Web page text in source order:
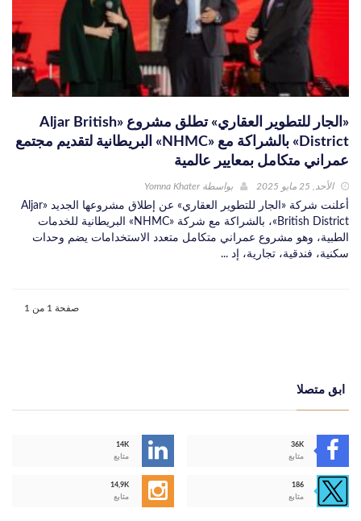
«الجار للتطوير العقاري» تطلق مشروع «Aljar British
District» بالشراكة مع «NHMC» البريطانية لتقديم مجتمع
عمراني متكامل بمعايير عالمية
الأحد, 25 مايو 2025 بواسطة Yomna Khater
أعلنت شركة «الجار للتطوير العقاري» عن إطلاق مشروعها الجديد «Aljar
British District»، بالشراكة مع شركة «NHMC» البريطانية للخدمات
الطبية، وهو مشروع عمراني متكامل متعدد الاستخدامات يضم وحدات
سكنية، فندقية، تجارية، إد ...
صفحة 1 من 1
ابق متصلا
14K
متابع
36K
متابع
14,9K
متابع
186
متابع